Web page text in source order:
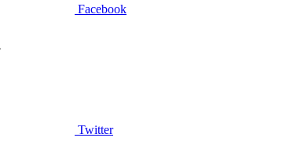
Facebook
Twitter